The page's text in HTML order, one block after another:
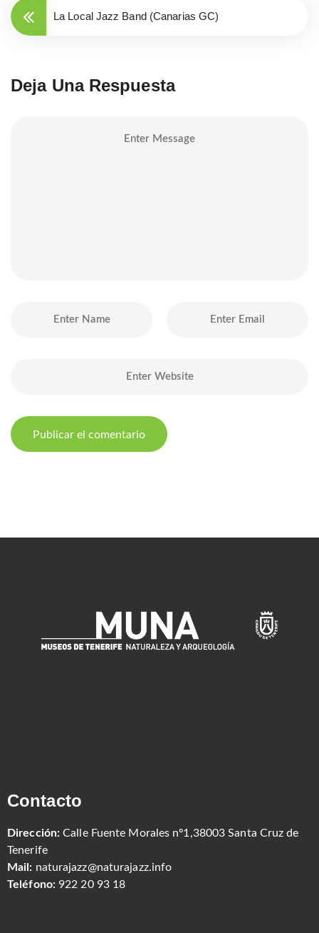
La Local Jazz Band (Canarias GC)
Deja Una Respuesta
Contacto
Dirección: Calle Fuente Morales nº1,38003 Santa Cruz de
Tenerife
Mail: naturajazz@naturajazz.info
Teléfono: 922 20 93 18